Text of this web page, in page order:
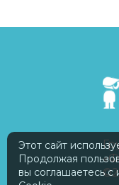
Этот сайт
Продолжая
вы соглашаетесь с